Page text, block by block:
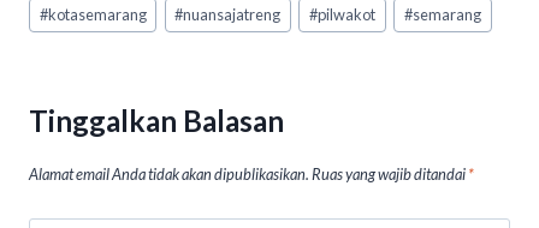
A
p
o
k
n
#kotasemarang #nuansajatreng #pilwakot #semarang
Tinggalkan Balasan
Alamat email Anda tidak akan dipublikasikan. Ruas yang wajib ditandai*